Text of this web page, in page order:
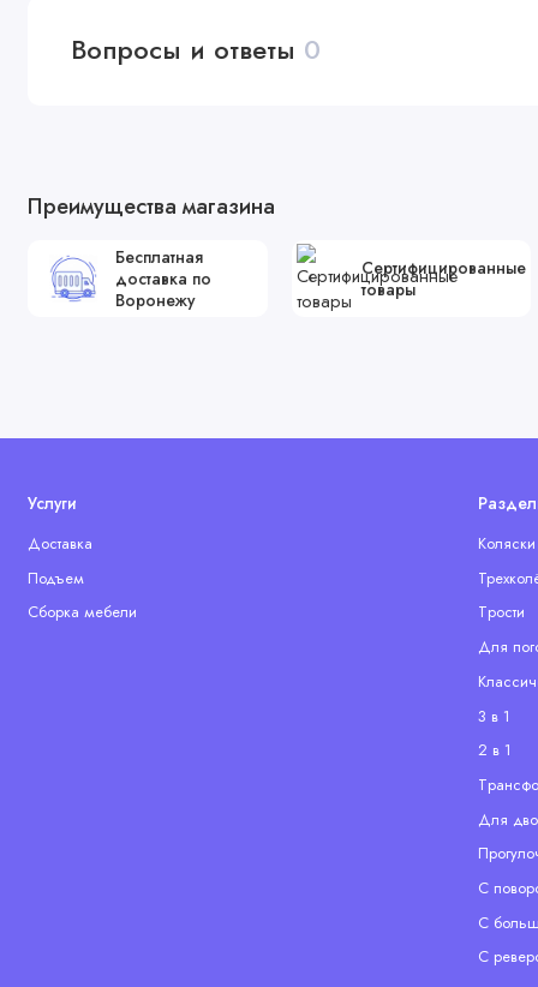
Вопросы и ответы 0
Преимущества магазина
Бесплатная
доставка по
Воронежу
Сертифицированные
товары
Услуги
Доставка
Подъем
Сборка мебели
Коляски
Tрости
Для
3 в 1
2 в 1
Для
С
С
С